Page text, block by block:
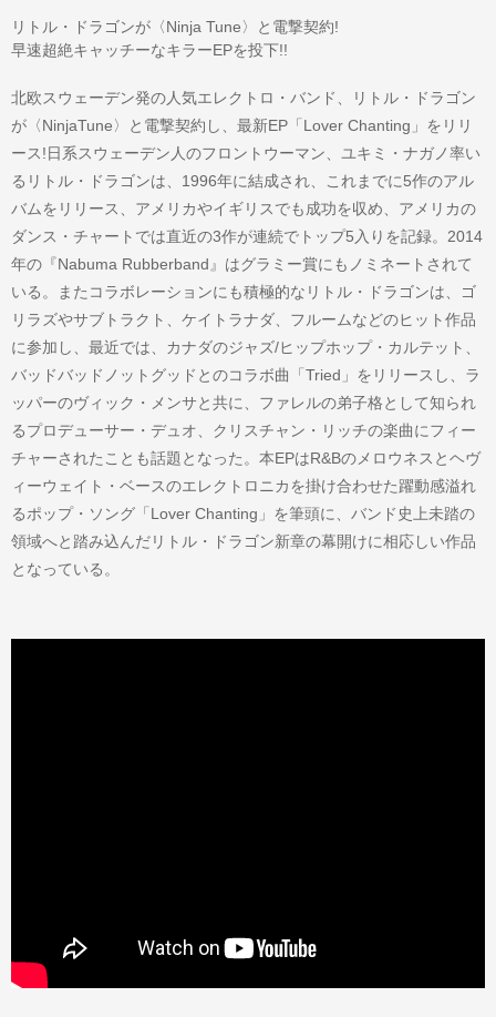
リトル・ドラゴンが〈Ninja Tune〉と電撃契約!
早速超絶キャッチーなキラーEPを投下!!
北欧スウェーデン発の人気エレクトロ・バンド、リトル・ドラゴン
が〈NinjaTune〉と電撃契約し、最新EP「Lover Chanting」をリリ
ース!日系スウェーデン人のフロントウーマン、ユキミ・ナガノ率い
るリトル・ドラゴンは、1996年に結成され、これまでに5作のアル
バムをリリース、アメリカやイギリスでも成功を収め、アメリカの
ダンス・チャートでは直近の3作が連続でトップ5入りを記録。2014
年の『Nabuma Rubberband』はグラミー賞にもノミネートされて
いる。またコラボレーションにも積極的なリトル・ドラゴンは、ゴ
リラズやサブトラクト、ケイトラナダ、フルームなどのヒット作品
に参加し、最近では、カナダのジャズ/ヒップホップ・カルテット、
バッドバッドノットグッドとのコラボ曲「Tried」をリリースし、ラ
ッパーのヴィック・メンサと共に、ファレルの弟子格として知られ
るプロデューサー・デュオ、クリスチャン・リッチの楽曲にフィー
チャーされたことも話題となった。本EPはR&Bのメロウネスとヘヴ
ィーウェイト・ベースのエレクトロニカを掛け合わせた躍動感溢れ
るポップ・ソング「Lover Chanting」を筆頭に、バンド史上未踏の
領域へと踏み込んだリトル・ドラゴン新章の幕開けに相応しい作品
となっている。